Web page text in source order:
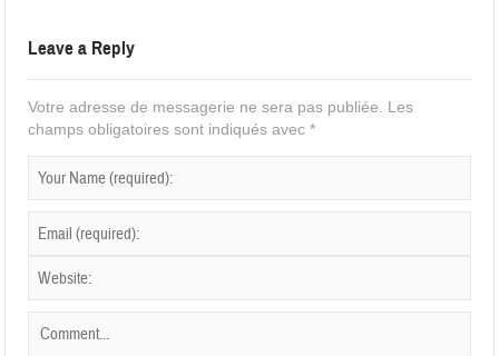
Leave a Reply
Votre adresse de messagerie ne sera pas publiée.
Les
champs obligatoires sont indiqués avec*